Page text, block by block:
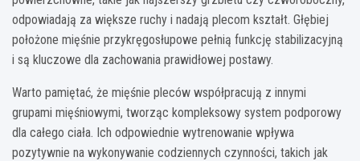
odpowiadają za większe ruchy i nadają plecom kształt. Głębiej
położone mięśnie przykręgosłupowe pełnią funkcję stabilizacyjną
i są kluczowe dla zachowania prawidłowej postawy.
Warto pamiętać, że mięśnie pleców współpracują z innymi
grupami mięśniowymi, tworząc kompleksowy system podporowy
dla całego ciała. Ich odpowiednie wytrenowanie wpływa
pozytywnie na wykonywanie codziennych czynności, takich jak